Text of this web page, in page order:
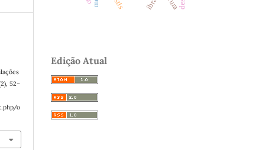
52–
o
Edição Atual